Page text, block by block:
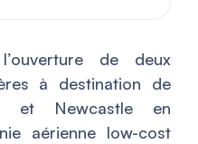
de deux
à destination de
et Newcastle en
aérienne low-cost